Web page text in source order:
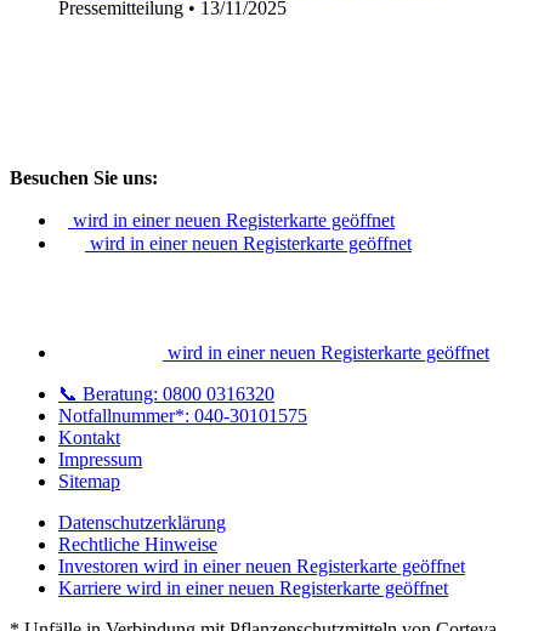
Pressemitteilung • 13/11/2025
Besuchen Sie uns:
wird in einer neuen Registerkarte geöffnet
wird in einer neuen Registerkarte geöffnet
wird in einer neuen Registerkarte geöffnet
📞 Beratung: 0800 0316320
Notfallnummer*: 040-30101575
Kontakt
Impressum
Sitemap
Datenschutzerklärung
Rechtliche Hinweise
Investoren wird in einer neuen Registerkarte geöffnet
Karriere wird in einer neuen Registerkarte geöffnet